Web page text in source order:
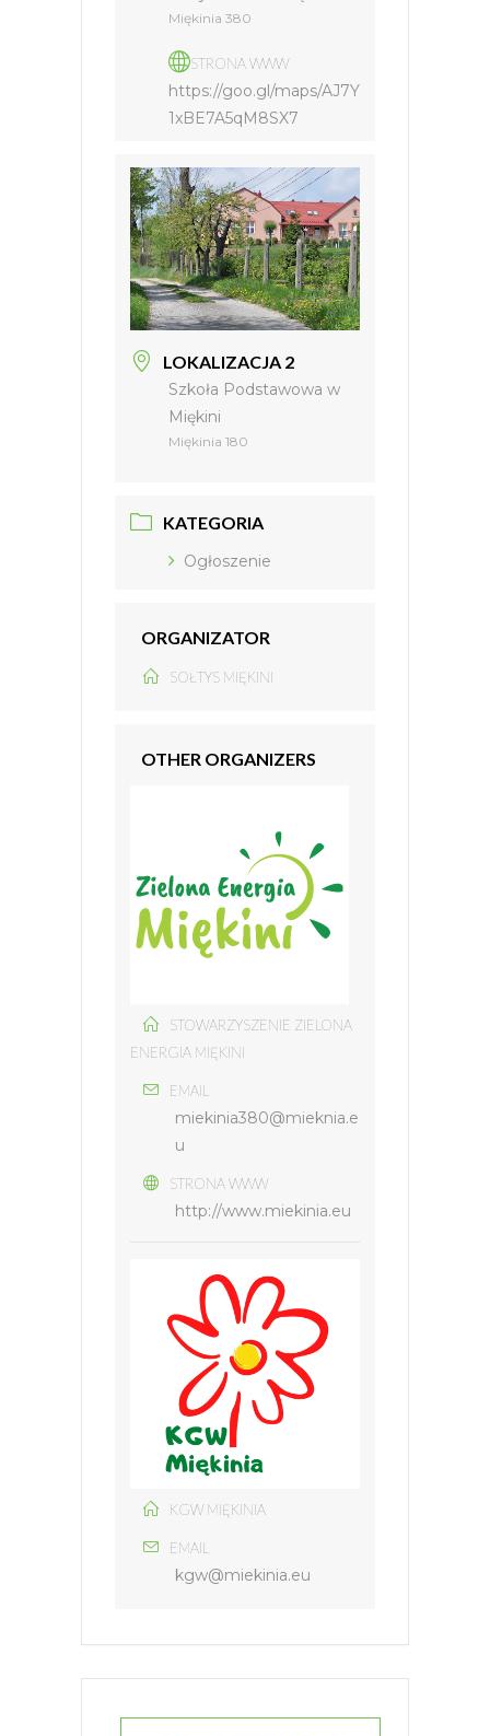
Miękinia 380
STRONA WWW
https://goo.gl/maps/AJ7Y
1xBE7A5qM8SX7
LOKALIZACJA 2
Szkoła Podstawowa w
Miękini
Miękinia 180
KATEGORIA
Ogłoszenie
ORGANIZATOR
SOŁTYS MIĘKINI
OTHER ORGANIZERS
STOWARZYSZENIE ZIELONA
ENERGIA MIĘKINI
EMAIL
miekinia380@mieknia.e
u
STRONA WWW
http://www.miekinia.eu
KGW MIĘKINIA
EMAIL
kgw@miekinia.eu